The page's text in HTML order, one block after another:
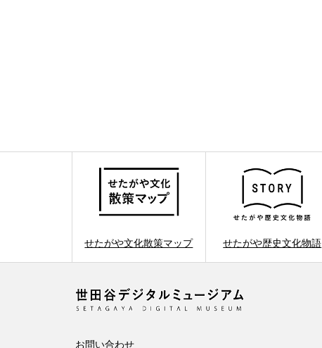
せたがや文化散策マップ せたがや歴史文化物語
お問い合わせ